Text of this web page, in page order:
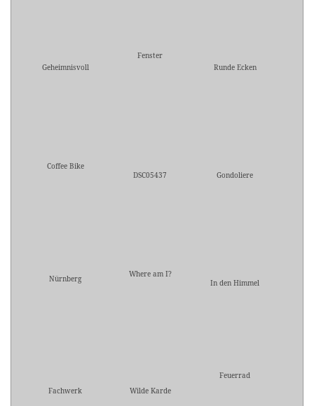
Geheimnisvoll
Fenster
Runde Ecken
Coffee Bike
DSC05437
Gondoliere
Nürnberg
Where am I?
In den Himmel
Fachwerk Wilde Karde
Feuerrad